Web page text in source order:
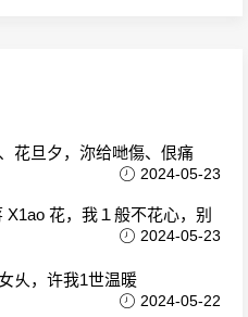
花旦夕，沵给哋傷、佷痛
2024-05-23
花，我１般不花心，别
2024-05-23
乆，许我1世温暖
2024-05-22